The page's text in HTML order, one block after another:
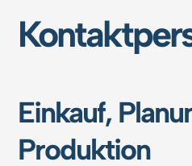
Einkauf,
Produktion